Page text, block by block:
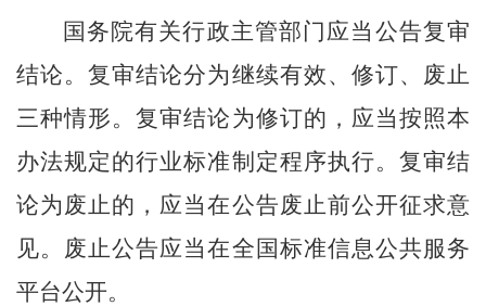
国务院有关行政主管部门应当公告复审
结论。复审结论分为继续有效、修订、废止
三种情形。复审结论为修订的，应当按照本
办法规定的行业标准制定程序执行。复审结
论为废止的，应当在公告废止前公开征求意
见。废止公告应当在全国标准信息公共服务
平台公开。